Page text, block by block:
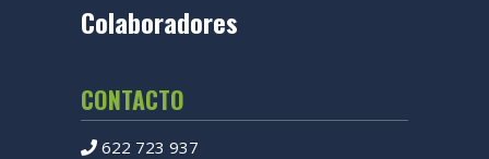
Colaboradores
CONTACTO
622 723 937